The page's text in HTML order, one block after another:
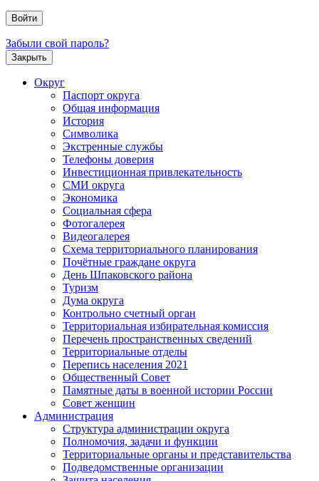
Забыли свой пароль?
Закрыть
Округ
Паспорт округа
Общая информация
История
Символика
Экстренные службы
Телефоны доверия
Инвестиционная привлекательность
СМИ округа
Экономика
Социальная сфера
Фотогалерея
Видеогалерея
Схема территориального планирования
Почётные граждане округа
День Шпаковского района
Туризм
Дума округа
Контрольно счетный орган
Территориальная избирательная комиссия
Перечень пространственных сведений
Территориальные отделы
Перепись населения 2021
Общественный Совет
Памятные даты в военной истории России
Совет женщин
Администрация
Структура администрации округа
Полномочия, задачи и функции
Территориальные органы и представительства
Подведомственные организации